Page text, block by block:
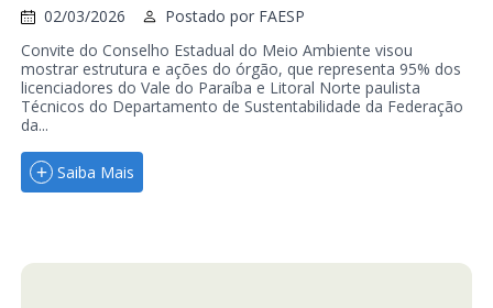
02/03/2026 Postado por FAESP
Convite do Conselho Estadual do Meio Ambiente visou
mostrar estrutura e ações do órgão, que representa 95% dos
licenciadores do Vale do Paraíba e Litoral Norte paulista
Técnicos do Departamento de Sustentabilidade da Federação
da...
Saiba Mais